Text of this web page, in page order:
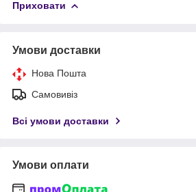
Приховати
Умови доставки
Нова Пошта
Самовивіз
Всі умови доставки
Умови оплати